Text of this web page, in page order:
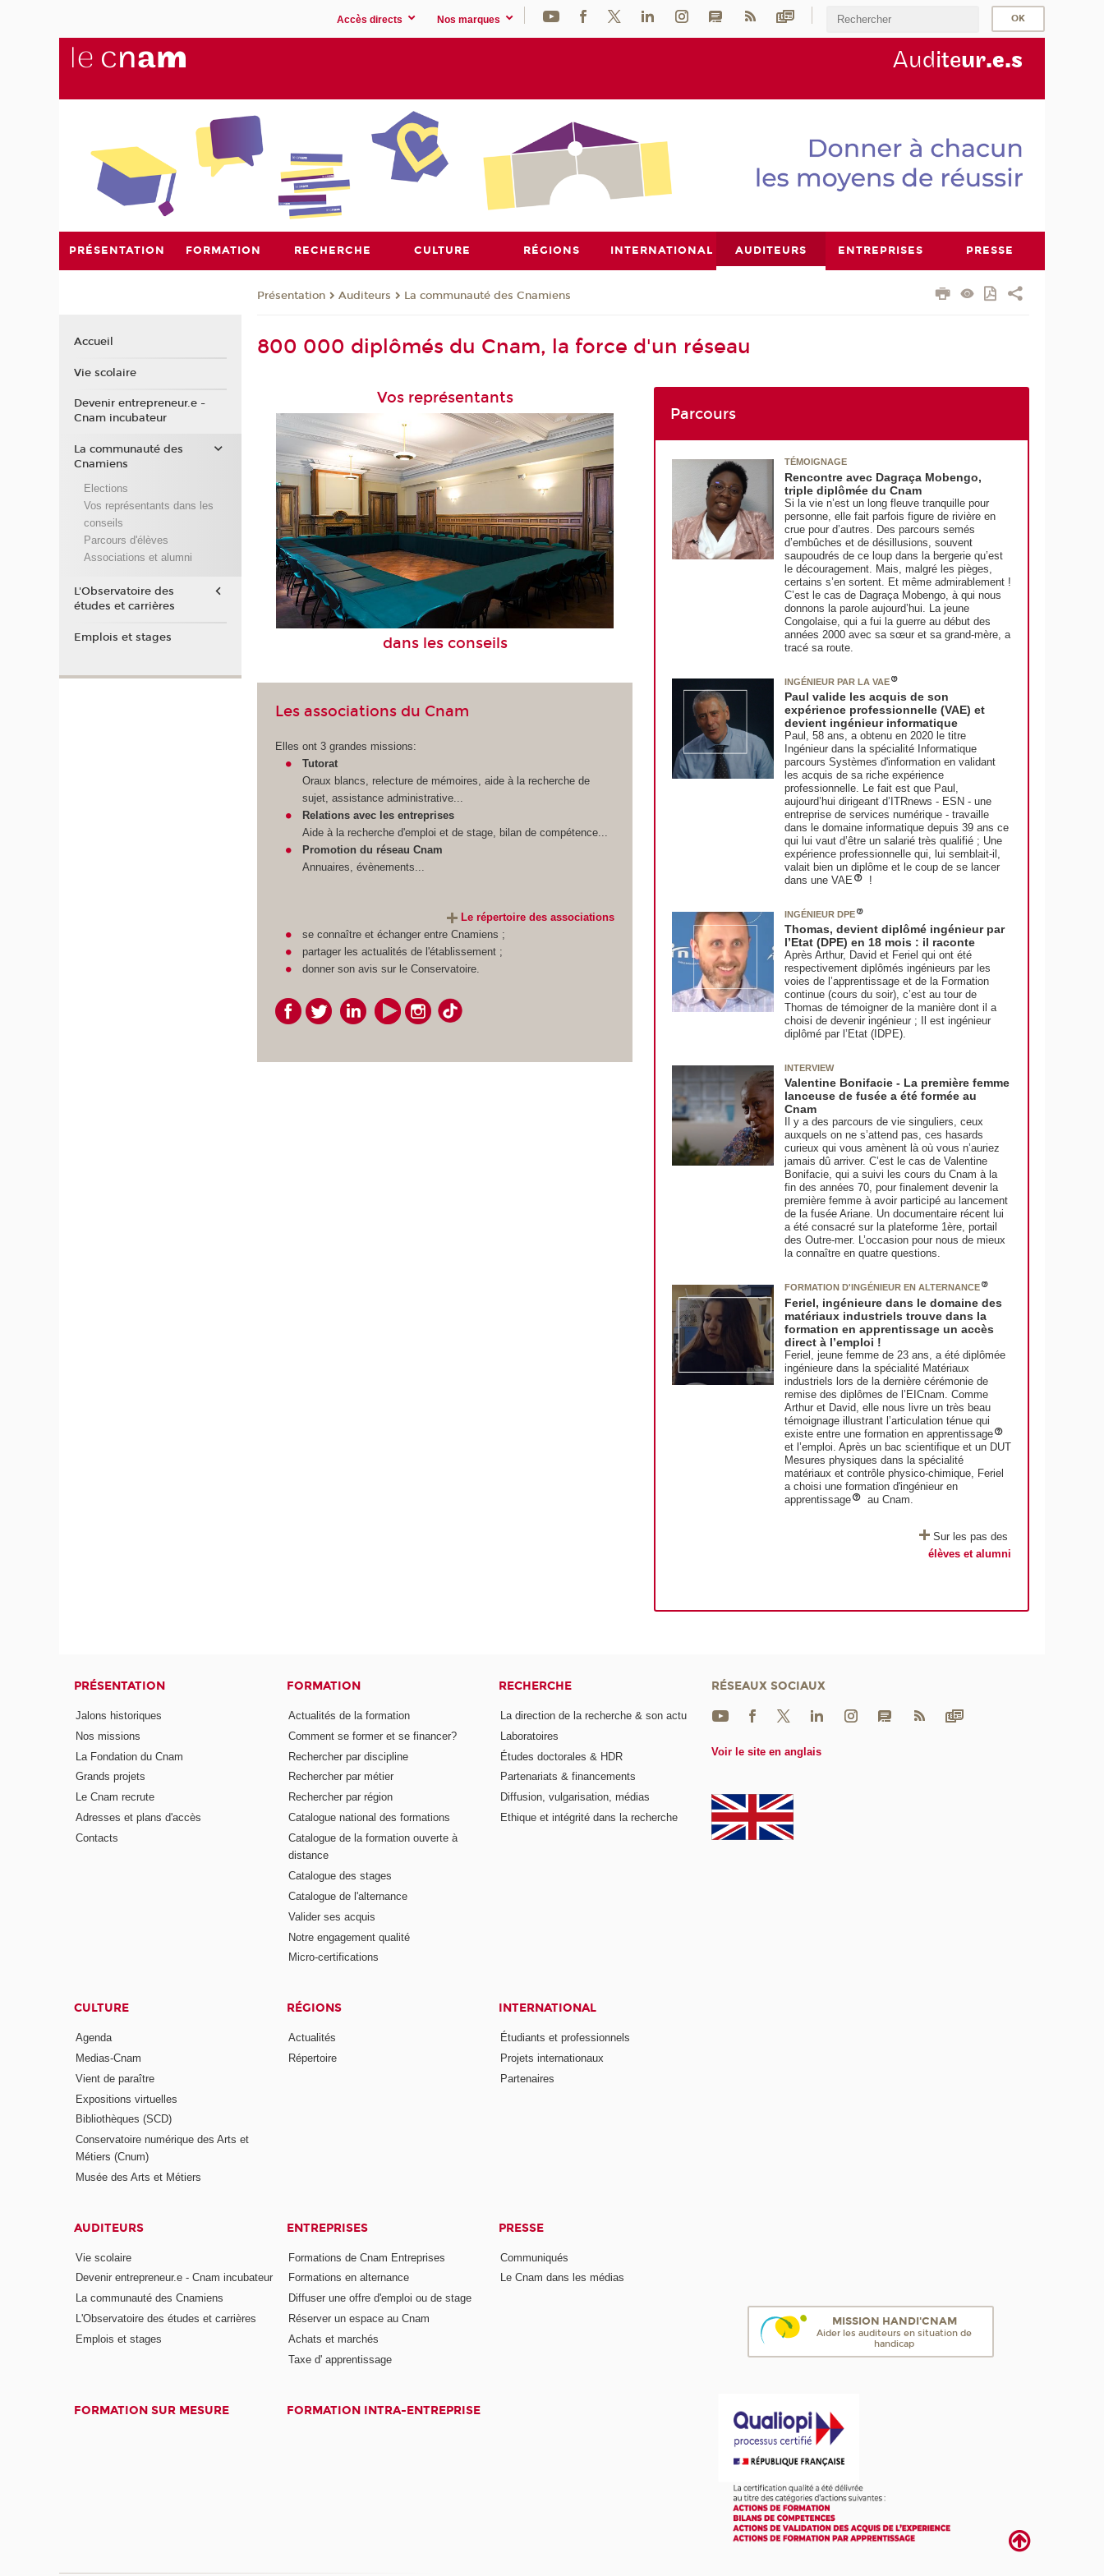
Accès directs Nos marques
Auditeur.e.s
PRÉSENTATION FORMATION RECHERCHE CULTURE RÉGIONS INTERNATIONAL AUDITEURS ENTREPRISES PRESSE
Présentation Auditeurs La communauté des Cnamiens
800 000 diplômés du Cnam, la force d'un réseau
Vos représentants
dans les conseils
Les associations du Cnam
Elles ont 3 grandes missions:
Tutorat
Oraux blancs, relecture de mémoires, aide à la recherche de
sujet, assistance administrative...
Relations avec les entreprises
Aide à la recherche d'emploi et de stage, bilan de compétence...
Promotion du réseau Cnam
Annuaires, évènements...
Le répertoire des associations
se connaître et échanger entre Cnamiens ;
partager les actualités de l'établissement ;
donner son avis sur le Conservatoire.
Parcours
TÉMOIGNAGE
Rencontre avec Dagraça Mobengo,
triple diplômée du Cnam
Si la vie n’est un long fleuve tranquille pour
personne, elle fait parfois figure de rivière en
crue pour d’autres. Des parcours semés
d’embûches et de désillusions, souvent
saupoudrés de ce loup dans la bergerie qu’est
le découragement. Mais, malgré les pièges,
certains s’en sortent. Et même admirablement !
C’est le cas de Dagraça Mobengo, à qui nous
donnons la parole aujourd’hui. La jeune
Congolaise, qui a fui la guerre au début des
années 2000 avec sa sœur et sa grand-mère, a
tracé sa route.
INGÉNIEUR PAR LA VAE
Paul valide les acquis de son
expérience professionnelle (VAE) et
devient ingénieur informatique
Paul, 58 ans, a obtenu en 2020 le titre
Ingénieur dans la spécialité Informatique
parcours Systèmes d'information en validant
les acquis de sa riche expérience
professionnelle. Le fait est que Paul,
aujourd’hui dirigeant d’ITRnews - ESN - une
entreprise de services numérique - travaille
dans le domaine informatique depuis 39 ans ce
qui lui vaut d’être un salarié très qualifié ; Une
expérience professionnelle qui, lui semblait-il,
valait bien un diplôme et le coup de se lancer
dans une VAE
!
INGÉNIEUR DPE
Thomas, devient diplômé ingénieur par
l’Etat (DPE) en 18 mois : il raconte
Après Arthur, David et Feriel qui ont été
respectivement diplômés ingénieurs par les
voies de l’apprentissage et de la Formation
continue (cours du soir), c’est au tour de
Thomas de témoigner de la manière dont il a
choisi de devenir ingénieur ; Il est ingénieur
diplômé par l’Etat (IDPE).
INTERVIEW
Valentine Bonifacie - La première femme
lanceuse de fusée a été formée au
Cnam
Il y a des parcours de vie singuliers, ceux
auxquels on ne s’attend pas, ces hasards
curieux qui vous amènent là où vous n’auriez
jamais dû arriver. C’est le cas de Valentine
Bonifacie, qui a suivi les cours du Cnam à la
fin des années 70, pour finalement devenir la
première femme à avoir participé au lancement
de la fusée Ariane. Un documentaire récent lui
a été consacré sur la plateforme 1ère, portail
des Outre-mer. L’occasion pour nous de mieux
la connaître en quatre questions.
FORMATION D'INGÉNIEUR EN ALTERNANCE
Feriel, ingénieure dans le domaine des
matériaux industriels trouve dans la
formation en apprentissage un accès
direct à l’emploi !
Feriel, jeune femme de 23 ans, a été diplômée
ingénieure dans la spécialité Matériaux
industriels lors de la dernière cérémonie de
remise des diplômes de l’EICnam. Comme
Arthur et David, elle nous livre un très beau
témoignage illustrant l’articulation ténue qui
existe entre une formation en apprentissage
et l’emploi. Après un bac scientifique et un DUT
Mesures physiques dans la spécialité
matériaux et contrôle physico-chimique, Feriel
a choisi une formation d'ingénieur en
apprentissage
au Cnam.
Sur les pas des
élèves et alumni
Accueil
Vie scolaire
Devenir entrepreneur.e -
Cnam incubateur
La communauté des
Cnamiens
Elections
Vos représentants dans les
conseils
Parcours d'élèves
Associations et alumni
L'Observatoire des
études et carrières
Emplois et stages
PRÉSENTATION
Jalons historiques
Nos missions
La Fondation du Cnam
Grands projets
Le Cnam recrute
Adresses et plans d'accès
Contacts
FORMATION
Actualités de la formation
Comment se former et se financer?
Rechercher par discipline
Rechercher par métier
Rechercher par région
Catalogue national des formations
Catalogue de la formation ouverte à
distance
Catalogue des stages
Catalogue de l'alternance
Valider ses acquis
Notre engagement qualité
Micro-certifications
RECHERCHE
La direction de la recherche & son actu
Laboratoires
Études doctorales & HDR
Partenariats & financements
Diffusion, vulgarisation, médias
Ethique et intégrité dans la recherche
CULTURE
Agenda
Medias-Cnam
Vient de paraître
Expositions virtuelles
Bibliothèques (SCD)
Conservatoire numérique des Arts et
Métiers (Cnum)
Musée des Arts et Métiers
RÉGIONS
Actualités
Répertoire
INTERNATIONAL
Étudiants et professionnels
Projets internationaux
Partenaires
AUDITEURS
Vie scolaire
Devenir entrepreneur.e - Cnam incubateur
La communauté des Cnamiens
L'Observatoire des études et carrières
Emplois et stages
ENTREPRISES
Formations de Cnam Entreprises
Formations en alternance
Diffuser une offre d'emploi ou de stage
Réserver un espace au Cnam
Achats et marchés
Taxe d' apprentissage
PRESSE
Communiqués
Le Cnam dans les médias
FORMATION SUR MESURE FORMATION INTRA-ENTREPRISE
RÉSEAUX SOCIAUX
Voir le site en anglais
MISSION HANDI'CNAM
Aider les auditeurs en situation de
handicap